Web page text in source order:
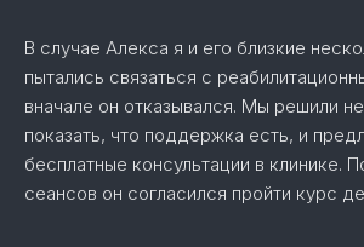
В случае Алекса я и его близкие
пытались связаться с
вначале он отказывался. Мы решили
показать, что поддержка есть, и
бесплатные консультации в клинике.
сеансов он согласился пройти курс